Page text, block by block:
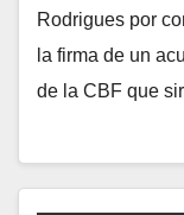
Rodrigues por
la firma de un
de la CBF que